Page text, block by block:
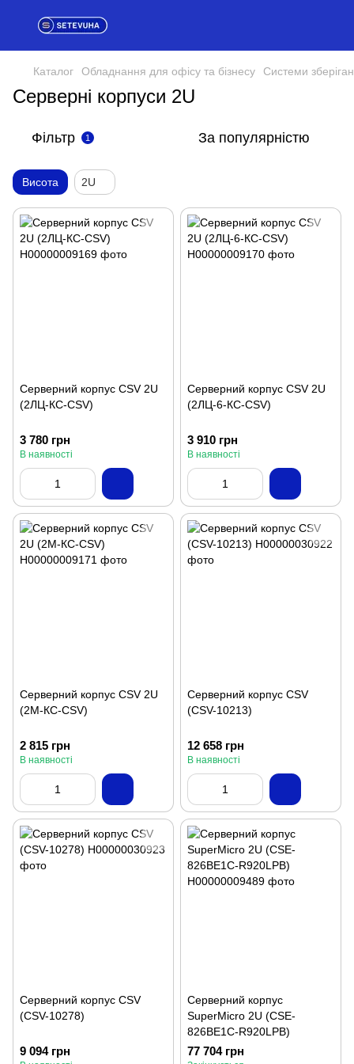
Каталог Обладнання для офісу та бізнесу Системи
Серверні корпуси 2U
Фільтр 1 За популярністю
Висота 2U
Серверний корпус CSV 2U
(2ЛЦ-КС-CSV)
3 780 грн
В наявності
Серверний корпус CSV 2U
(2ЛЦ-6-КС-CSV)
3 910 грн
В наявності
Серверний корпус CSV 2U
(2М-КС-CSV)
2 815 грн
В наявності
Серверний корпус CSV
(CSV-10213)
12 658 грн
В наявності
Серверний корпус CSV
(CSV-10278)
9 094 грн
Серверний корпус
SuperMicro 2U (CSE-
826BE1C-R920LPB)
77 704 грн